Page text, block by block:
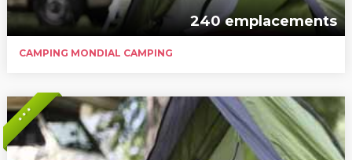
240 emplacements
CAMPING MONDIAL CAMPING
* * *